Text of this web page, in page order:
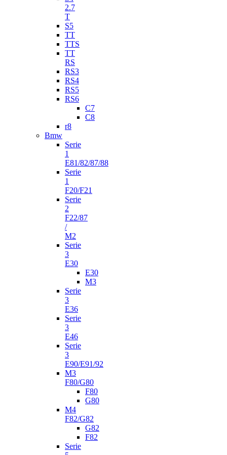
2.7
T
S5
TT
TTS
TT
RS
RS3
RS4
RS5
RS6
C7
C8
r8
Bmw
Serie
1
E81/82/87/88
Serie
1
F20/F21
Serie
2
F22/87
/
M2
Serie
3
E30
E30
M3
Serie
3
E36
Serie
3
E46
Serie
3
E90/E91/92
M3
F80/G80
F80
G80
M4
F82/G82
G82
F82
Serie